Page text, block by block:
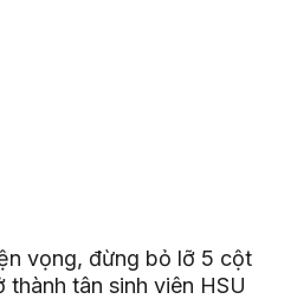
vọng, đừng bỏ lỡ 5 cột
tân sinh viên HSU